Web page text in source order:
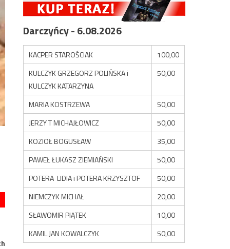
Darczyńcy - 6.08.2026
KACPER STAROŚCIAK
100,00
KULCZYK GRZEGORZ POLIŃSKA i
KULCZYK KATARZYNA
50,00
MARIA KOSTRZEWA
50,00
JERZY T MICHAJŁOWICZ
50,00
KOZIOŁ BOGUSŁAW
35,00
PAWEŁ ŁUKASZ ZIEMIAŃSKI
50,00
POTERA LIDIA i POTERA KRZYSZTOF
50,00
NIEMCZYK MICHAŁ
20,00
SŁAWOMIR PIĄTEK
10,00
KAMIL JAN KOWALCZYK
50,00